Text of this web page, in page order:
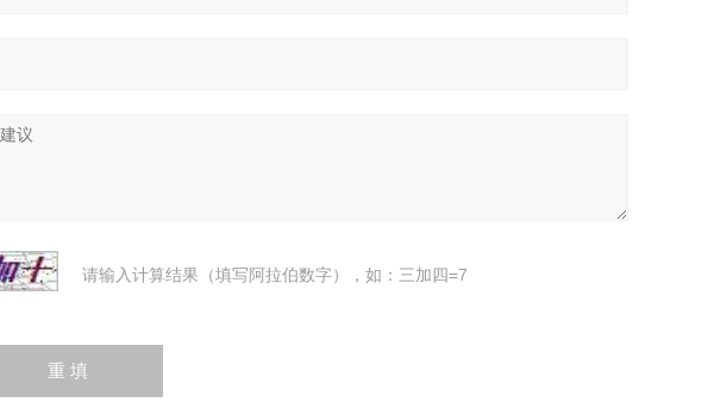
请输入计算结果（填写阿拉伯数字），如：三加四=7